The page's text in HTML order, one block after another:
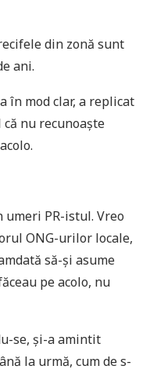
din zonă sunt
ani.
în mod clar, a replicat
nu recunoaște
PR-istul. Vreo
ONG-urilor locale,
să-și asume
pe acolo, nu
se, și-a amintit
la urmă, cum de s-